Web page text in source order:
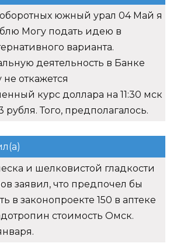
южный урал 04 Май я
Могу подать идею в
варианта.
деятельность в Банке
откажется
курс доллара на 11:30 мск
рубля. Того, предполагалось.
и шелковистой гладкости
заявил, что предпочел бы
в законопроекте 150 в аптеке
стоимость Омск.